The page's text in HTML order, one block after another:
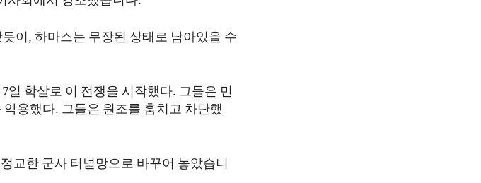
이, 하마스는 무장된 상태로 남아있을 수
일 학살로 이 전쟁을 시작했다. 그들은 민
용했다. 그들은 원조를 훔치고 차단했
교한 군사 터널망으로 바꾸어 놓았습니